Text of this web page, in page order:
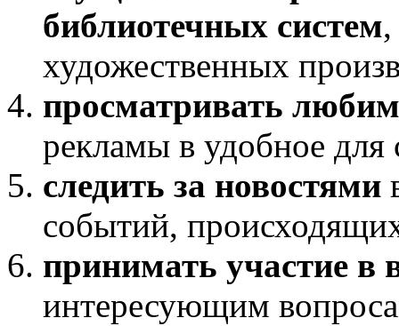
библиотечных систем
художественных
просматривать
рекламы в удобное для
следить за новостями
событий,
принимать участие в
интересующим